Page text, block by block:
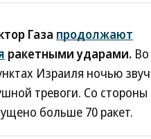
Газа продолжают
ракетными ударами.
Израиля ночью
тревоги. Со стороны
больше 70 ракет.